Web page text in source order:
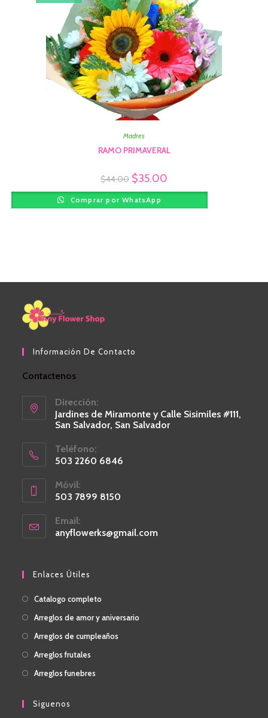
Madres
RAMO PRIMAVERAL
$44.00 $35.00
Comprar por WhatsApp
Información De Contacto
Contactenos
Dirección:
Jardines de Miramonte y Calle Sisimiles #111,
San Salvador, San Salvador
Teléfono:
503 2260 6846
Móvil:
503 7899 8150
Email:
anyflowerks@gmail.com
Enlaces Útiles
Catalogo completo
Arreglos de amor y aniversario
Arreglos de cumpleaños
Arreglos frutales
Arreglos funebres
Siguenos